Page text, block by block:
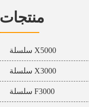
منتجات
سلسلة X5000
سلسلة X3000
سلسلة F3000